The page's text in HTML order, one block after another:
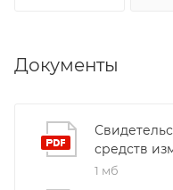
Документы
средств
1 мб